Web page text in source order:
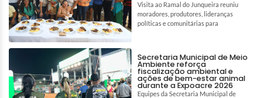
Visita ao Ramal do Junqueira reuniu
moradores, produtores, lideranças
políticas e comunitárias para
Secretaria Municipal de Meio
Ambiente reforça
fiscalização ambiental e
ações de bem-estar animal
durante a Expoacre 2026
Equipes da Secretaria Municipal de